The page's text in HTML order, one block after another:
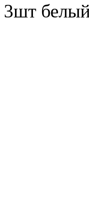
3шт